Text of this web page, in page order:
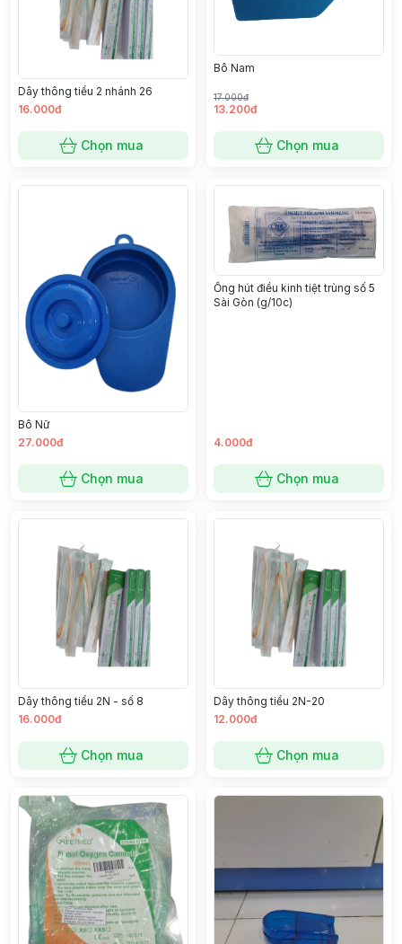
Dây thông tiểu 2 nhánh 26
16.000đ
Chọn mua
Bô Nam
17.000đ
13.200đ
Chọn mua
Bô Nữ
27.000đ
Chọn mua
Ống hút điều kinh tiệt trùng số 5
Sài Gòn (g/10c)
4.000đ
Chọn mua
Dây thông tiểu 2N - số 8
16.000đ
Chọn mua
Dây thông tiểu 2N-20
12.000đ
Chọn mua